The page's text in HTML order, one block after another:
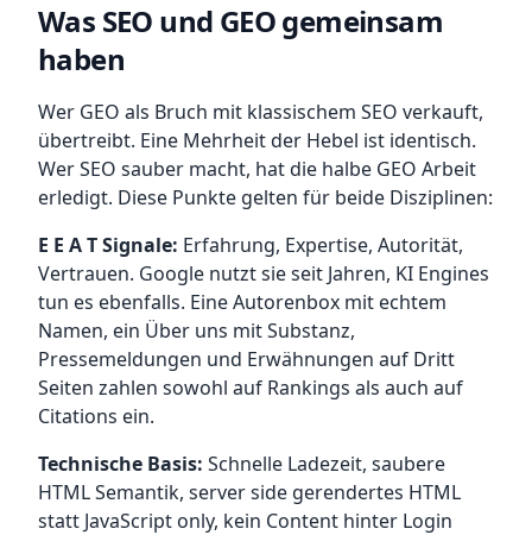
Was SEO und GEO gemeinsam
haben
Wer GEO als Bruch mit klassischem SEO verkauft,
übertreibt. Eine Mehrheit der Hebel ist identisch.
Wer SEO sauber macht, hat die halbe GEO Arbeit
erledigt. Diese Punkte gelten für beide Disziplinen:
E E A T Signale: Erfahrung, Expertise, Autorität,
Vertrauen. Google nutzt sie seit Jahren, KI Engines
tun es ebenfalls. Eine Autorenbox mit echtem
Namen, ein Über uns mit Substanz,
Pressemeldungen und Erwähnungen auf Dritt
Seiten zahlen sowohl auf Rankings als auch auf
Citations ein.
Technische Basis: Schnelle Ladezeit, saubere
HTML Semantik, server side gerendertes HTML
statt JavaScript only, kein Content hinter Login